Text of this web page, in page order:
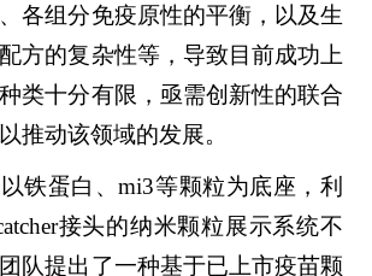
各组分免疫原性的平衡，以及生
方的复杂性等，导致目前成功上
类十分有限，亟需创新性的联合
推动该领域的发展。
铁蛋白、mi3等颗粒为底座，利
接头的纳米颗粒展示系统不
队提出了一种基于已上市疫苗颗